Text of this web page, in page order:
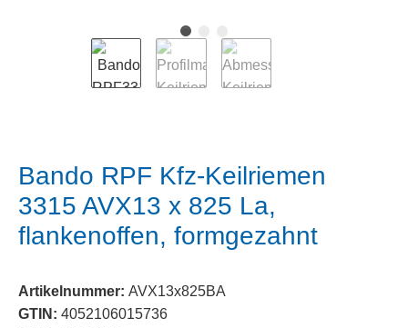
Bando RPF Kfz-Keilriemen
3315 AVX13 x 825 La,
flankenoffen, formgezahnt
Artikelnummer: AVX13x825BA
GTIN: 4052106015736